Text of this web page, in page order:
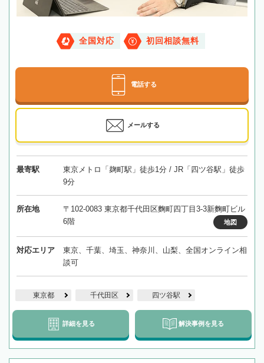
全国対応 初回相談無料
電話する
メールする
最寄駅
東京メトロ「麹町駅」徒歩1分 / JR「四ツ谷駅」徒歩
9分
所在地
〒102-0083 東京都千代田区麴町四丁目3-3新麴町ビル
6階
地図
対応エリア
東京、千葉、埼玉、神奈川、山梨、全国オンライン相
談可
東京都 千代田区 四ツ谷駅
詳細を見る 解決事例を見る